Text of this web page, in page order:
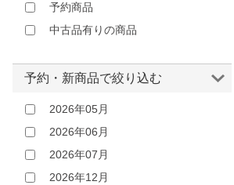
予約商品
中古品有りの商品
予約・新商品で絞り込む
2026年05月
2026年06月
2026年07月
2026年12月